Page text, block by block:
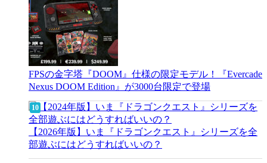
FPSの金字塔『DOOM』仕様の限定モデル！『Evercade
Nexus DOOM Edition』が3000台限定で登場
【2026年版】いま『ドラゴンクエスト』シリーズを全
部遊ぶにはどうすればいいの？